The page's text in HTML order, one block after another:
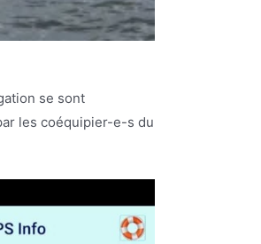
se sont
les coéquipier-e-s du